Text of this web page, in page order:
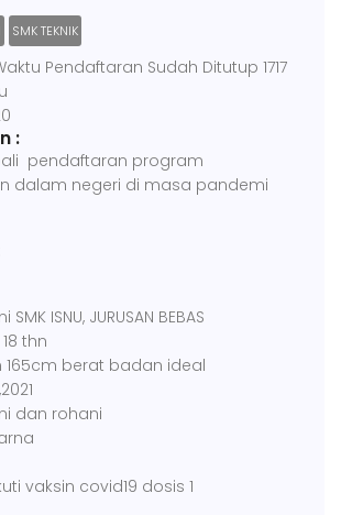
SMK TEKNIK
Pendaftaran Sudah Ditutup 1717
:
pendaftaran program
dalam negeri di masa pandemi
ISNU, JURUSAN BEBAS
thn
165cm berat badan ideal
dan rohani
vaksin covid19 dosis 1